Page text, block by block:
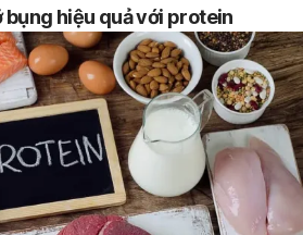
hiệu quả với protein